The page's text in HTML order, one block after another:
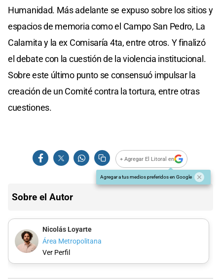
Humanidad. Más adelante se expuso sobre los sitios y
espacios de memoria como el Campo San Pedro, La
Calamita y la ex Comisaría 4ta, entre otros. Y finalizó
el debate con la cuestión de la violencia institucional.
Sobre este último punto se consensuó impulsar la
creación de un Comité contra la tortura, entre otras
cuestiones.
+ Agregar El Litoral en
Agregar a tus medios preferidos en Google
Sobre el Autor
Nicolás Loyarte
Área Metropolitana
Ver Perfil